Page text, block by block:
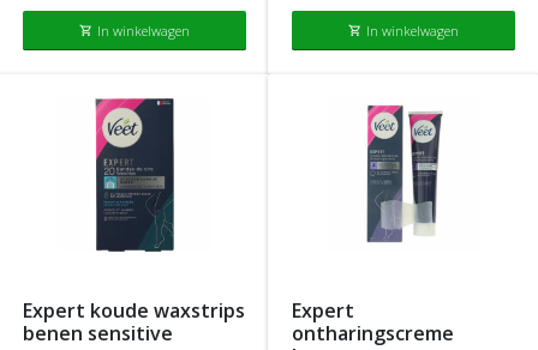
shopping_cart In winkelwagen shopping_cart In winkelwagen
expert koude waxstrips
benen sensitive
expert
ontharingscreme